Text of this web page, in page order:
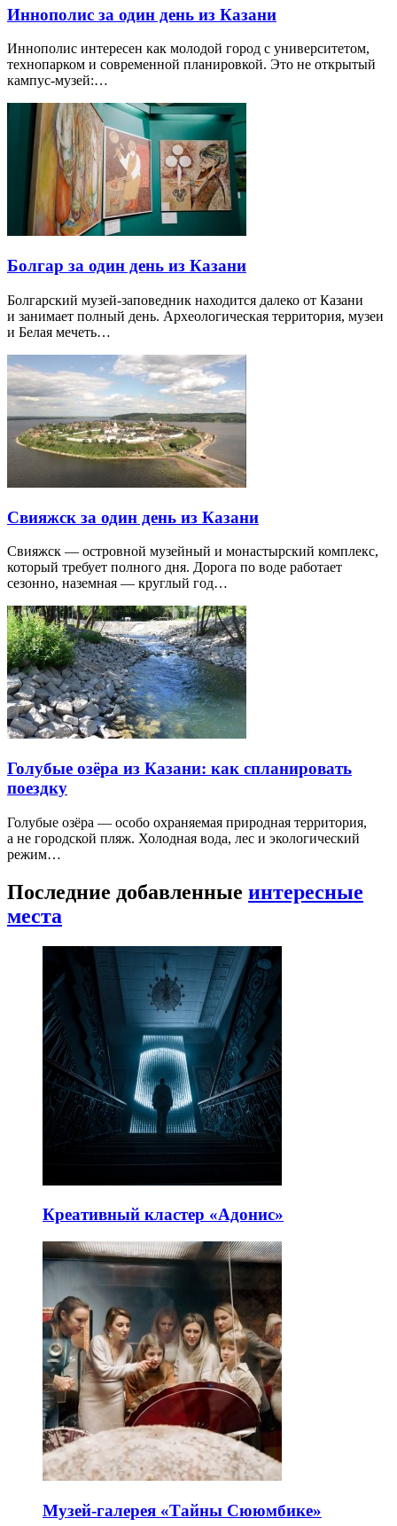
Иннополис за один день из Казани
Иннополис интересен как молодой город с университетом,
технопарком и современной планировкой. Это не открытый
кампус-музей:…
Болгар за один день из Казани
Болгарский музей-заповедник находится далеко от Казани
и занимает полный день. Археологическая территория, музеи
и Белая мечеть…
Свияжск за один день из Казани
Свияжск — островной музейный и монастырский комплекс,
который требует полного дня. Дорога по воде работает
сезонно, наземная — круглый год…
Голубые озёра из Казани: как спланировать
поездку
Голубые озёра — особо охраняемая природная территория,
а не городской пляж. Холодная вода, лес и экологический
режим…
Последние добавленные интересные
места
Креативный кластер «Адонис»
Музей-галерея «Тайны Сююмбике»